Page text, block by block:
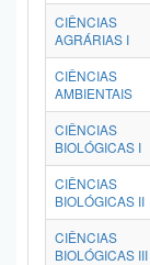
CIÊNCIAS
AGRÁRIAS I
CIÊNCIAS
AMBIENTAIS
CIÊNCIAS
BIOLÓGICAS I
CIÊNCIAS
BIOLÓGICAS II
CIÊNCIAS
BIOLÓGICAS III